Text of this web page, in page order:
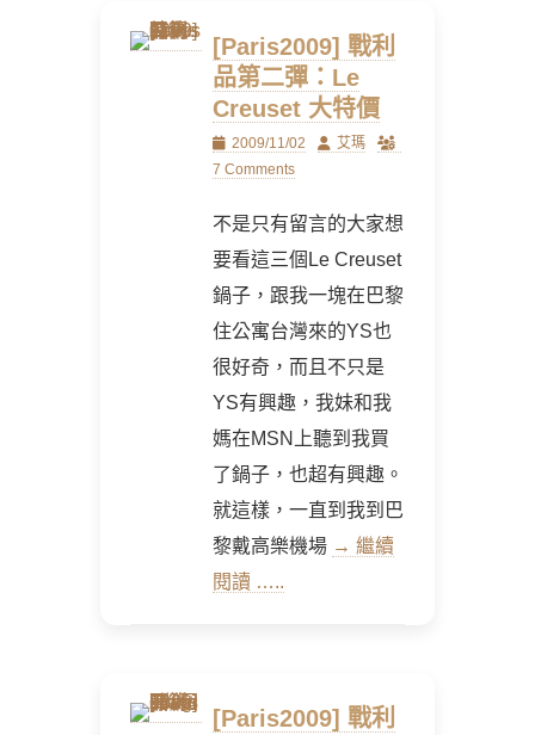
[Paris2009] 戰利
品第二彈：Le
Creuset 大特價
Posted
on
2009/11/02 Author
艾瑪
7 Comments
不是只有留言的大家想
要看這三個Le Creuset
鍋子，跟我一塊在巴黎
住公寓台灣來的YS也
很好奇，而且不只是
YS有興趣，我妹和我
媽在MSN上聽到我買
了鍋子，也超有興趣。
就這樣，一直到我到巴
黎戴高樂機場 → 繼續
閱讀 …..
[Paris2009] 戰利